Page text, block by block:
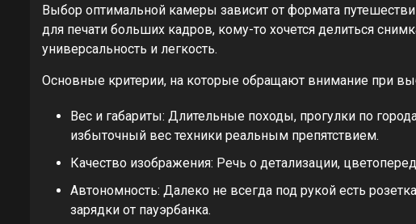
Выбор оптимальной камеры зависит от формата
для печати больших кадров, кому-то хочется делиться
универсальность и легкость.
Основные критерии, на которые обращают внимание при
Вес и габариты: Длительные походы, прогулки по
избыточный вес техники реальным препятствием.
Качество изображения: Речь о детализации,
Автономность: Далеко не всегда под рукой есть
зарядки от пауэрбанка.